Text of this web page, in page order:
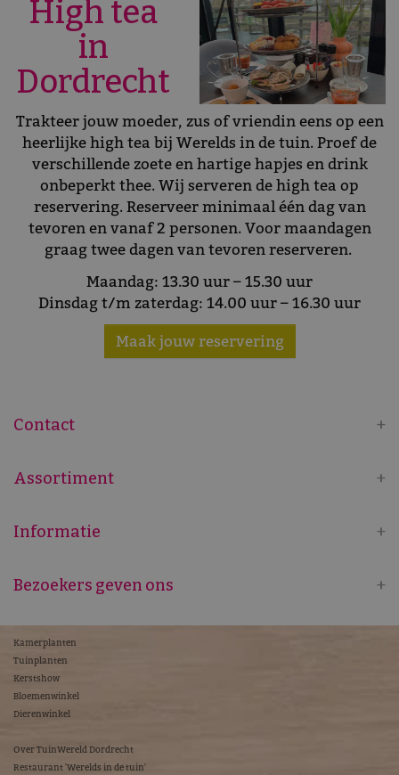
High tea
in
Dordrecht
Trakteer jouw moeder, zus of vriendin eens op een
heerlijke high tea bij Werelds in de tuin. Proef de
verschillende zoete en hartige hapjes en drink
onbeperkt thee. Wij serveren de high tea op
reservering. Reserveer minimaal één dag van
tevoren en vanaf 2 personen. Voor maandagen
graag twee dagen van tevoren reserveren.
Maandag: 13.30 uur – 15.30 uur
Dinsdag t/m zaterdag: 14.00 uur – 16.30 uur
Maak jouw reservering
Contact
Assortiment
Informatie
Bezoekers geven ons
Kamerplanten
Tuinplanten
Kerstshow
Bloemenwinkel
Dierenwinkel
Over TuinWereld Dordrecht
Restaurant 'Werelds in de tuin'